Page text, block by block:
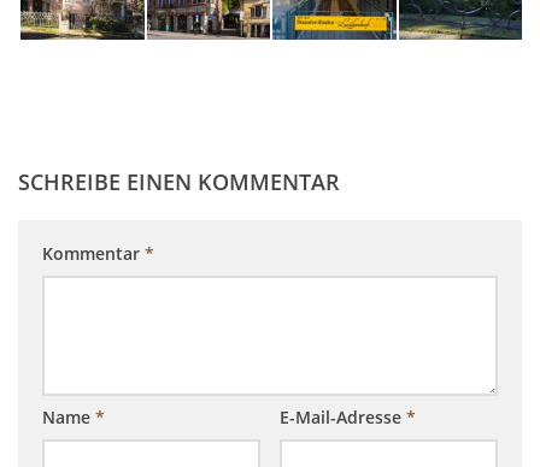
SCHREIBE EINEN KOMMENTAR
Kommentar *
Name * E-Mail-Adresse *